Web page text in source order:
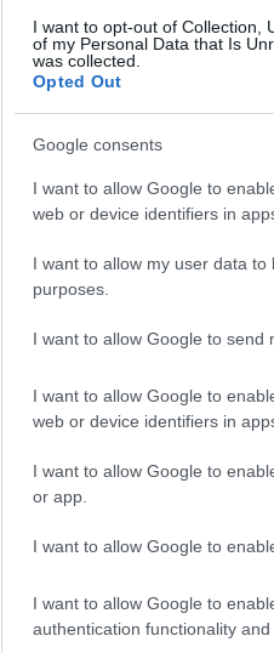
I want to opt-out of Collection,
of my Personal Data that Is
was collected.
Opted Out
Google consents
I want to allow Google to
web or device identifiers in
I want to allow my user data
purposes.
I want to allow Google to send
I want to allow Google to
web or device identifiers in
I want to allow Google to
or app.
I want to allow Google to
I want to allow Google to
authentication functionality